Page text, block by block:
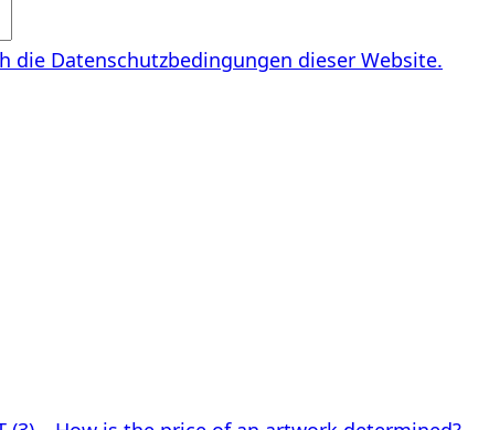
die Datenschutzbedingungen dieser Website.